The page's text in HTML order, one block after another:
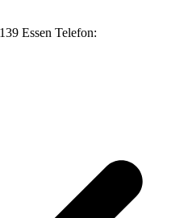
Essen Telefon: